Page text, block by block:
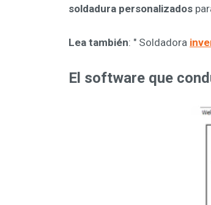
soldadura personalizados
Lea también: " Soldadora
El software que